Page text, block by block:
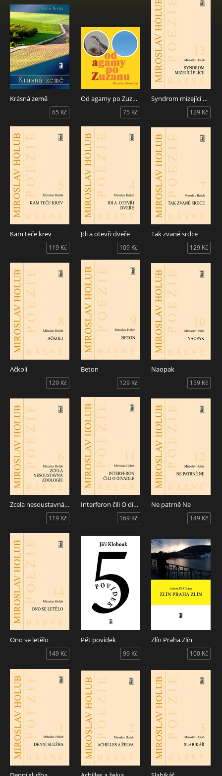
Krásná země
65 Kč
Od agamy po Zuzanu
75 Kč
Syndrom mizející plíce
129 Kč
Kam teče krev
119 Kč
Jdi a otevři dveře
109 Kč
Tak zvané srdce
129 Kč
Ačkoli
129 Kč
Beton
129 Kč
Naopak
159 Kč
Zcela nesoustavná zoologie
119 Kč
Interferon čili O divadle
169 Kč
Ne patrně Ne
149 Kč
Ono se letělo
149 Kč
Pět povídek
99 Kč
Zlín Praha Zlín
100 Kč